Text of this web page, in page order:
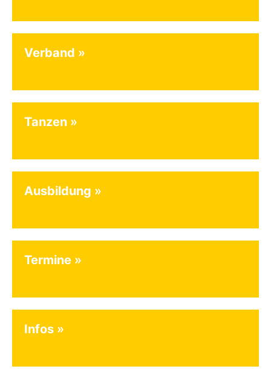
Verband
Tanzen
Ausbildung
Termine
Infos